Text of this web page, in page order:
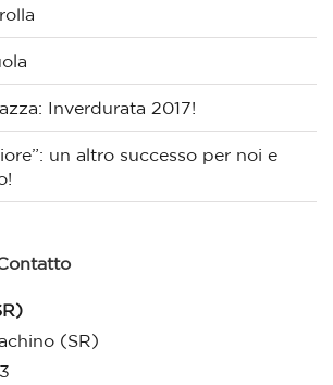
Inverdurata 2017!
un altro successo per noi e
(SR)